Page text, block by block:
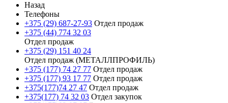
Назад
Телефоны
+375 (29) 687-27-93 Отдел продаж
+375 (44) 774 32 03
Отдел продаж
+375 (29) 151 40 24
Отдел продаж (МЕТАЛЛПРОФИЛЬ)
+375 (177) 74 27 77 Отдел продаж
+375 (177) 93 17 77 Отдел продаж
+375(177)74 27 47 Отдел продаж
+375(177) 74 32 03 Отдел закупок